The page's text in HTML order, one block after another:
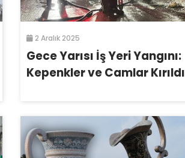
2 Aralık 2025
Gece Yarısı İş Yeri Yangını:
Kepenkler ve Camlar Kırıldı